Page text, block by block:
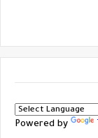
Powered by